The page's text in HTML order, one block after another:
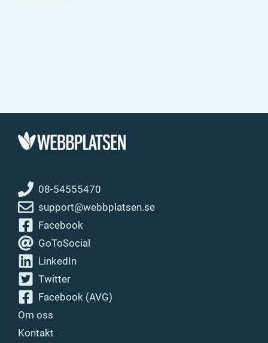
08-54555470
support@webbplatsen.se
Facebook
GoToSocial
LinkedIn
Twitter
Facebook (AVG)
Om oss
Kontakt